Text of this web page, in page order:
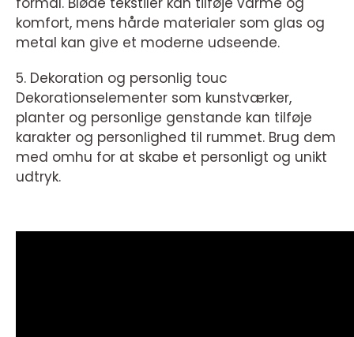
komfort, mens hårde materialer som glas og
metal kan give et moderne udseende.
5. Dekoration og personlig touc
Dekorationselementer som kunstværker,
planter og personlige genstande kan tilføje
karakter og personlighed til rummet. Brug dem
med omhu for at skabe et personligt og unikt
udtryk.